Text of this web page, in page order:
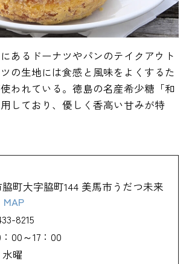
あるドーナツやパンのテイクアウト
の生地には食感と風味をよくするた
われている。徳島の名産希少糖「和
しており、優しく香高い甘みが特
町大字脇町144 美馬市うだつ未来
MAP
8215
00～17：00
曜